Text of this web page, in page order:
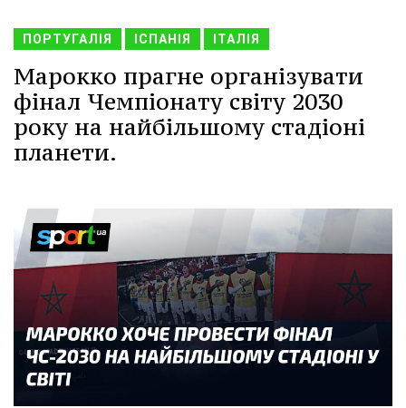
ПОРТУГАЛІЯ ІСПАНІЯ ІТАЛІЯ
Марокко прагне організувати
фінал Чемпіонату світу 2030
року на найбільшому стадіоні
планети.